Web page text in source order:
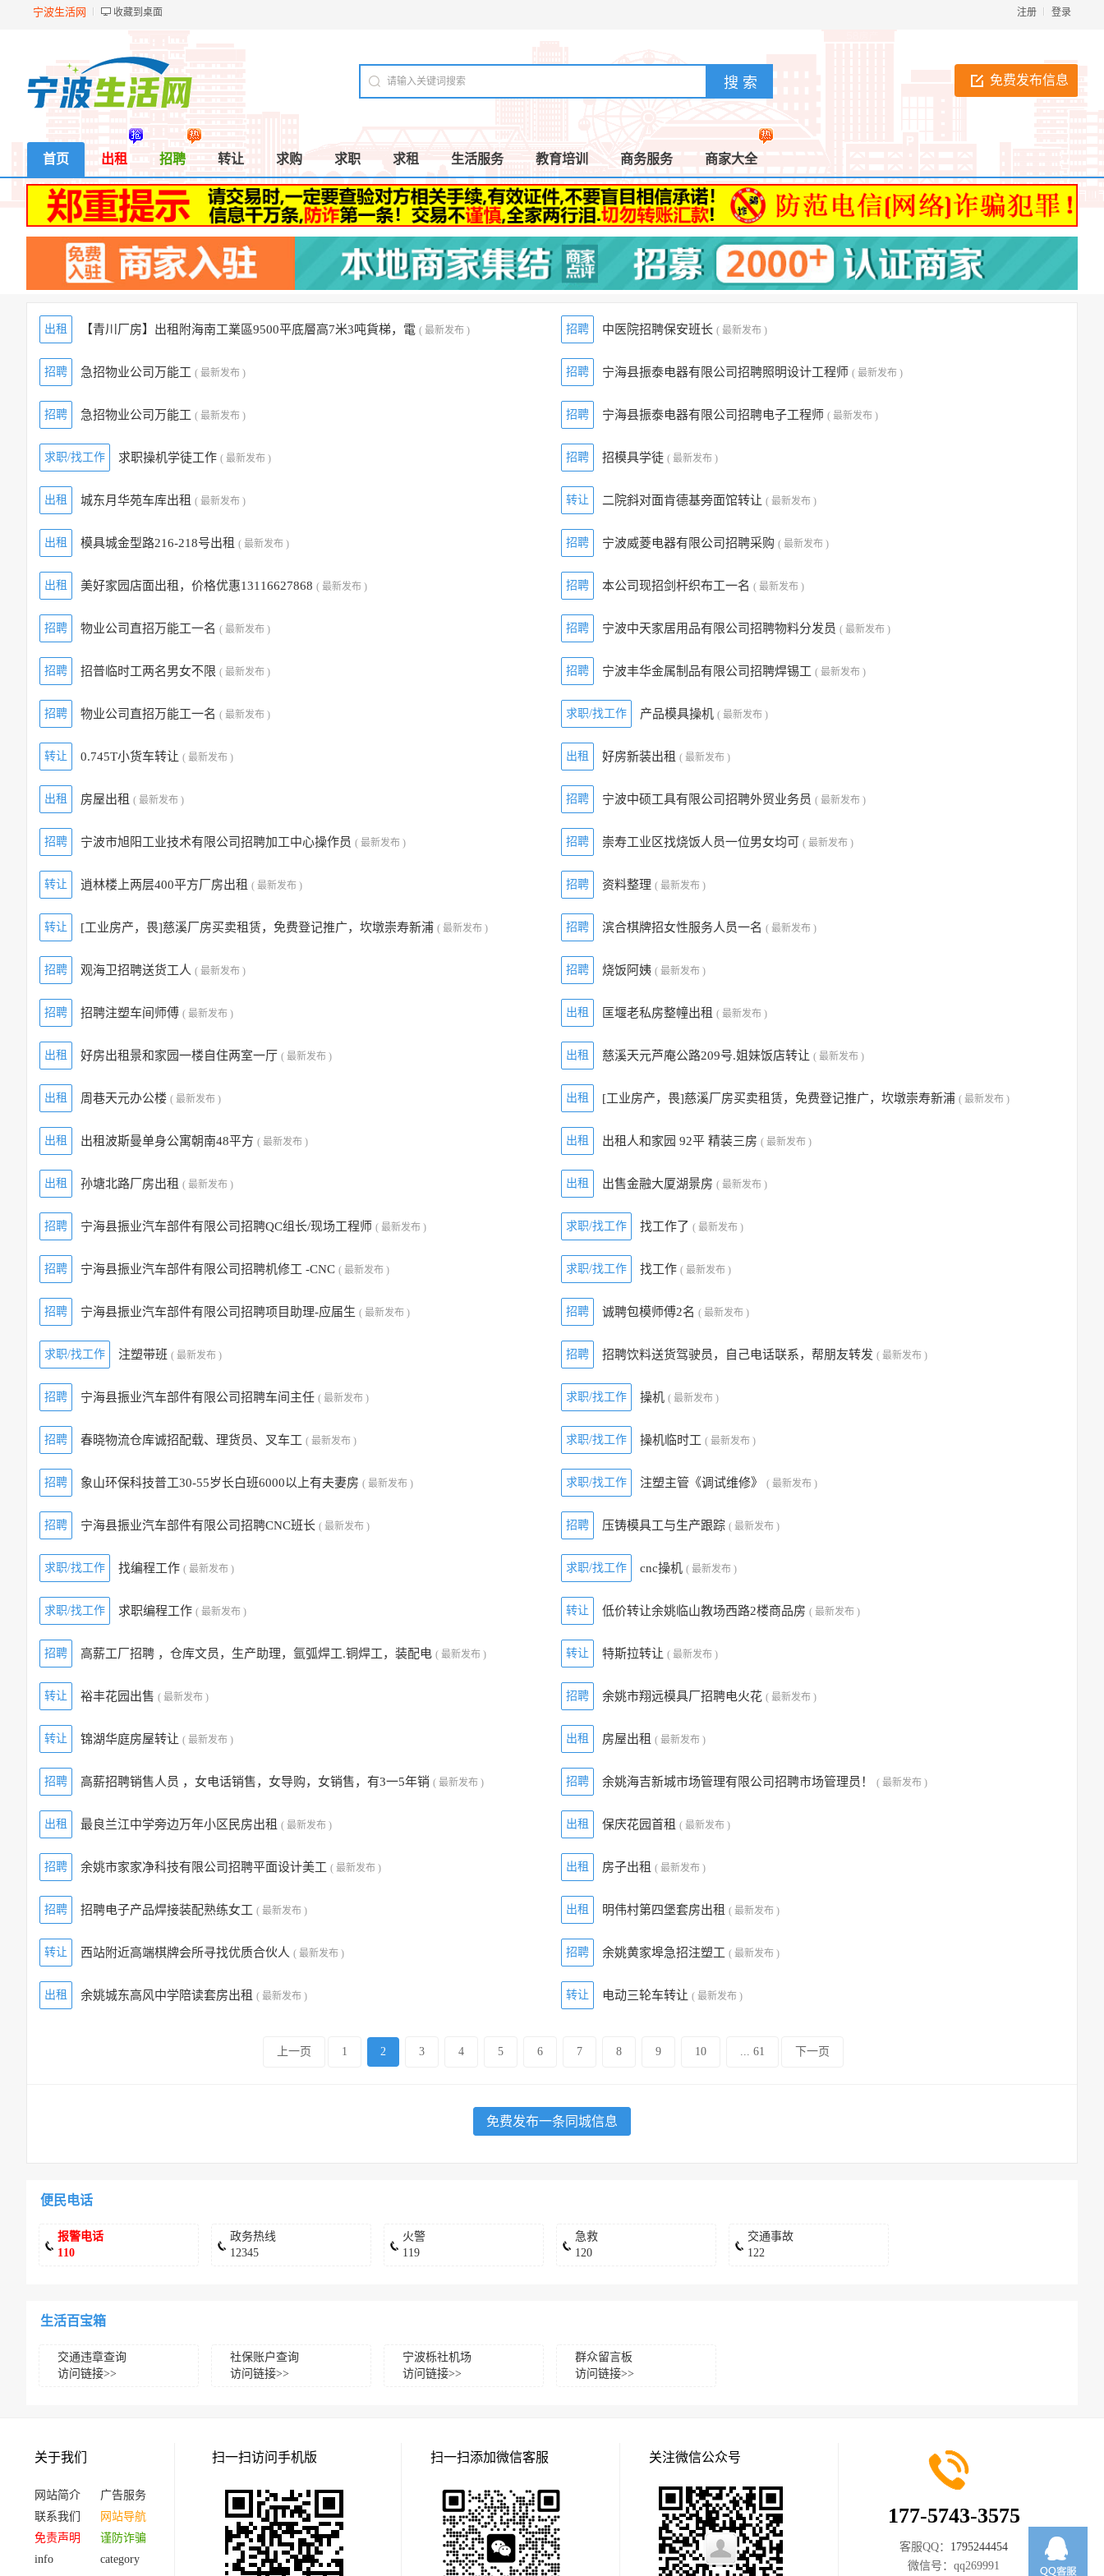
宁波生活网 收藏到桌面 登录
注册
免费发布信息
首页 出租 招聘 转让 求购 求职 求租 生活服务 教育培训 商务服务 商家大全
出租 【青川厂房】出租附海南工業區9500平底層高7米3吨貨梯，電 ( 最新发布 ) 招聘 中医院招聘保安班长 ( 最新发布 )
招聘 急招物业公司万能工 ( 最新发布 ) 招聘 宁海县振泰电器有限公司招聘照明设计工程师 ( 最新发布 )
招聘 急招物业公司万能工 ( 最新发布 ) 招聘 宁海县振泰电器有限公司招聘电子工程师 ( 最新发布 )
求职/找工作 求职操机学徒工作 ( 最新发布 ) 招聘 招模具学徒 ( 最新发布 )
出租 城东月华苑车库出租 ( 最新发布 ) 转让 二院斜对面肯德基旁面馆转让 ( 最新发布 )
出租 模具城金型路216-218号出租 ( 最新发布 ) 招聘 宁波威菱电器有限公司招聘采购 ( 最新发布 )
出租 美好家园店面出租，价格优惠13116627868 ( 最新发布 ) 招聘 本公司现招剑杆织布工一名 ( 最新发布 )
招聘 物业公司直招万能工一名 ( 最新发布 ) 招聘 宁波中天家居用品有限公司招聘物料分发员 ( 最新发布 )
招聘 招普临时工两名男女不限 ( 最新发布 ) 招聘 宁波丰华金属制品有限公司招聘焊锡工 ( 最新发布 )
招聘 物业公司直招万能工一名 ( 最新发布 ) 求职/找工作 产品模具操机 ( 最新发布 )
转让 0.745T小货车转让 ( 最新发布 ) 出租 好房新装出租 ( 最新发布 )
出租 房屋出租 ( 最新发布 ) 招聘 宁波中硕工具有限公司招聘外贸业务员 ( 最新发布 )
招聘 宁波市旭阳工业技术有限公司招聘加工中心操作员 ( 最新发布 ) 招聘 崇寿工业区找烧饭人员一位男女均可 ( 最新发布 )
转让 逍林楼上两层400平方厂房出租 ( 最新发布 ) 招聘 资料整理 ( 最新发布 )
转让 [工业房产，畏]慈溪厂房买卖租赁，免费登记推广，坎墩崇寿新浦 ( 最新发布 ) 招聘 滨合棋牌招女性服务人员一名 ( 最新发布 )
招聘 观海卫招聘送货工人 ( 最新发布 ) 招聘 烧饭阿姨 ( 最新发布 )
招聘 招聘注塑车间师傅 ( 最新发布 ) 出租 匡堰老私房整幢出租 ( 最新发布 )
出租 好房出租景和家园一楼自住两室一厅 ( 最新发布 ) 出租 慈溪天元芦庵公路209号.姐妹饭店转让 ( 最新发布 )
出租 周巷天元办公楼 ( 最新发布 ) 出租 [工业房产，畏]慈溪厂房买卖租赁，免费登记推广，坎墩崇寿新浦 ( 最新发布 )
出租 出租波斯曼单身公寓朝南48平方 ( 最新发布 ) 出租 出租人和家园 92平 精装三房 ( 最新发布 )
出租 孙塘北路厂房出租 ( 最新发布 ) 出租 出售金融大厦湖景房 ( 最新发布 )
招聘 宁海县振业汽车部件有限公司招聘QC组长/现场工程师 ( 最新发布 ) 求职/找工作 找工作了 ( 最新发布 )
招聘 宁海县振业汽车部件有限公司招聘机修工 -CNC ( 最新发布 ) 求职/找工作 找工作 ( 最新发布 )
招聘 宁海县振业汽车部件有限公司招聘项目助理-应届生 ( 最新发布 ) 招聘 诚聘包模师傅2名 ( 最新发布 )
求职/找工作 注塑带班 ( 最新发布 ) 招聘 招聘饮料送货驾驶员，自己电话联系，帮朋友转发 ( 最新发布 )
招聘 宁海县振业汽车部件有限公司招聘车间主任 ( 最新发布 ) 求职/找工作 操机 ( 最新发布 )
招聘 春晓物流仓库诚招配载、理货员、叉车工 ( 最新发布 ) 求职/找工作 操机临时工 ( 最新发布 )
招聘 象山环保科技普工30-55岁长白班6000以上有夫妻房 ( 最新发布 ) 求职/找工作 注塑主管《调试维修》 ( 最新发布 )
招聘 宁海县振业汽车部件有限公司招聘CNC班长 ( 最新发布 ) 招聘 压铸模具工与生产跟踪 ( 最新发布 )
求职/找工作 找编程工作 ( 最新发布 ) 求职/找工作 cnc操机 ( 最新发布 )
求职/找工作 求职编程工作 ( 最新发布 ) 转让 低价转让余姚临山教场西路2楼商品房 ( 最新发布 )
招聘 高薪工厂招聘 ，仓库文员，生产助理，氩弧焊工.铜焊工，装配电 ( 最新发布 ) 转让 特斯拉转让 ( 最新发布 )
转让 裕丰花园出售 ( 最新发布 ) 招聘 余姚市翔远模具厂招聘电火花 ( 最新发布 )
转让 锦湖华庭房屋转让 ( 最新发布 ) 出租 房屋出租 ( 最新发布 )
招聘 高薪招聘销售人员 ，女电话销售，女导购，女销售，有3一5年销 ( 最新发布 ) 招聘 余姚海吉新城市场管理有限公司招聘市场管理员！ ( 最新发布 )
出租 最良兰江中学旁边万年小区民房出租 ( 最新发布 ) 出租 保庆花园首租 ( 最新发布 )
招聘 余姚市家家净科技有限公司招聘平面设计美工 ( 最新发布 ) 出租 房子出租 ( 最新发布 )
招聘 招聘电子产品焊接装配熟练女工 ( 最新发布 ) 出租 明伟村第四堡套房出租 ( 最新发布 )
转让 西站附近高端棋牌会所寻找优质合伙人 ( 最新发布 ) 招聘 余姚黄家埠急招注塑工 ( 最新发布 )
出租 余姚城东高风中学陪读套房出租 ( 最新发布 ) 转让 电动三轮车转让 ( 最新发布 )
上一页 1 2 3 4 5 6 7 8 9 10 ... 61 下一页
免费发布一条同城信息
便民电话
报警电话
110
政务热线
12345
火警
119
急救
120
交通事故
122
生活百宝箱
交通违章查询
访问链接>>
社保账户查询
访问链接>>
宁波栎社机场
访问链接>>
群众留言板
访问链接>>
关于我们
网站简介
广告服务
联系我们
网站导航
免责声明
谨防诈骗
info
category
扫一扫访问手机版 扫一扫添加微信客服 关注微信公众号
177-5743-3575
客服QQ： 1795244454
微信号： qq269991